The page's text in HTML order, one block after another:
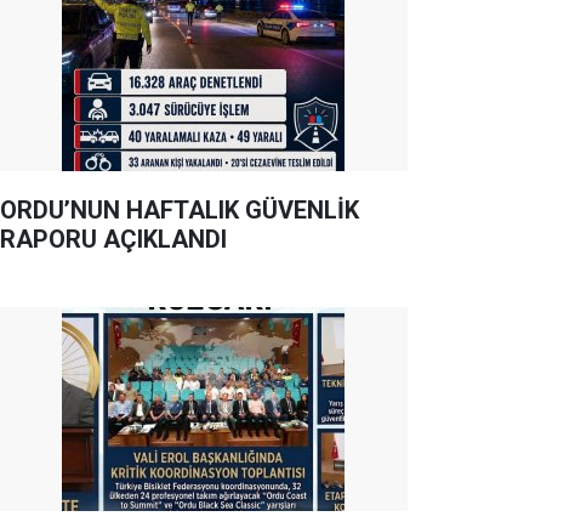
ORDU’NUN HAFTALIK GÜVENLİK
RAPORU AÇIKLANDI